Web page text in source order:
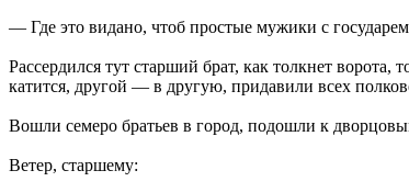
— Где это видано, чтоб простые мужики с
Рассердился тут старший брат, как толкнет
катится, другой — в другую, придавили всех
Вошли семеро братьев в город, подошли к
Ветер, старшему: